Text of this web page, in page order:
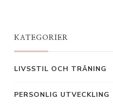
KATEGORIER
LIVSSTIL OCH TRÄNING
PERSONLIG UTVECKLING